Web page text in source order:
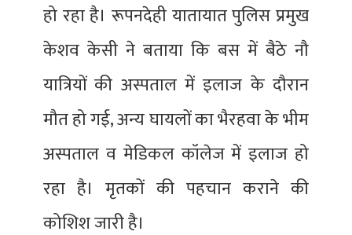
हो रहा है। रूपनदेही यातायात पुलिस प्रमुख
केशव केसी ने बताया कि बस में बैठे नौ
यात्रियों की अस्पताल में इलाज के दौरान
मौत हो गई, अन्य घायलों का भैरहवा के भीम
अस्पताल व मेडिकल कॉलेज में इलाज हो
रहा है। मृतकों की पहचान कराने की
कोशिश जारी है।